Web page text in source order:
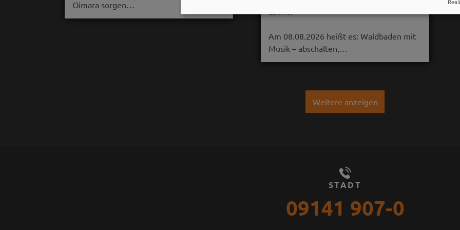
Oimara sorgen…
Laune!
Am 08.08.2026 heißt es: Waldbaden mit
Musik – abschalten,…
Weitere anzeigen
STADT
09141 907-0